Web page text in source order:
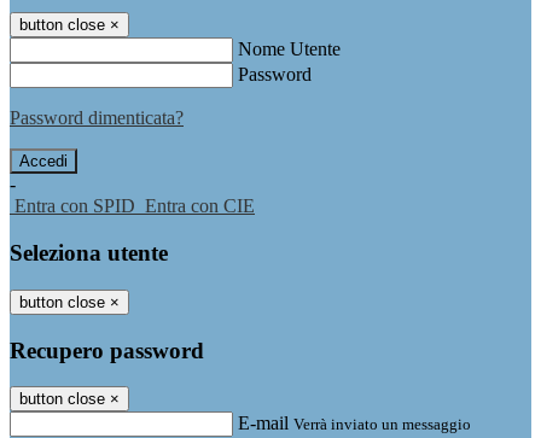
button close ×
Nome Utente
Password
Password dimenticata?
-
Entra con SPID Entra con CIE
Seleziona utente
button close ×
Recupero password
button close ×
E-mail Verrà inviato un messaggio